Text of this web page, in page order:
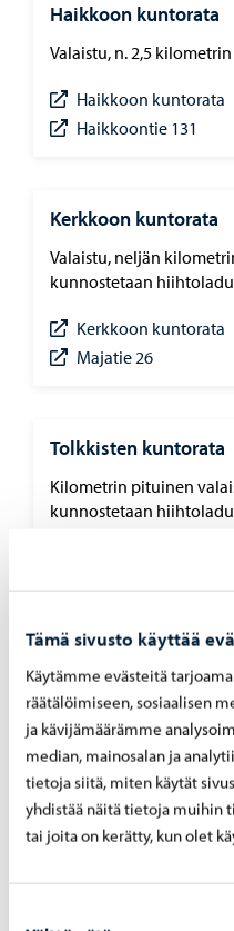
Tämä sivusto käyttää
Käytämme evästeitä
räätälöimiseen, sosiaalisen
ja kävijämäärämme
median, mainosalan ja
tietoja siitä, miten käytät
yhdistää näitä tietoja muihin
tai joita on kerätty, kun olet
Haikkoon kuntorata
Valaistu, n. 2,5
Haikkoon kuntorata
Haikkoontie 131
Kerkkoon kuntorata
Valaistu, neljän
kunnostetaan
Kerkkoon kuntorata
Majatie 26
Tolkkisten kuntorata
Kilometrin pituinen
kunnostetaan
Virvik
Alueelta löytyy
luontopolku. Virvikin
7.3 km. Reitti soveltuu
maastopyöräilyyn,
parkkipaikalta tai